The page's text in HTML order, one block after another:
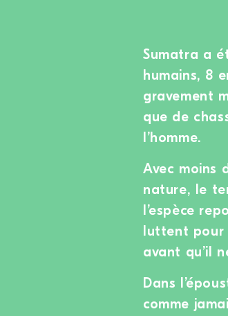
Sumatra a
humains, 8
gravement
que de
l’homme.
Avec moins
nature, le
l’espèce
luttent
avant qu’il
Dans
comme